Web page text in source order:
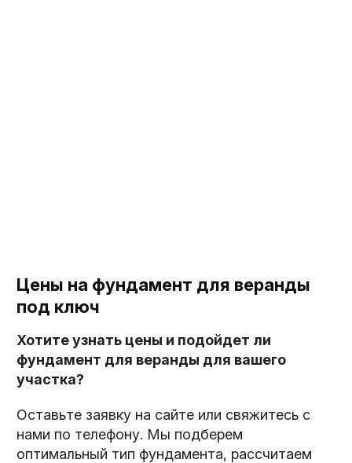
Цены на фундамент для веранды
под ключ
Хотите узнать цены и подойдет ли
фундамент для веранды для вашего
участка?
Оставьте заявку на сайте или свяжитесь с
нами по телефону. Мы подберем
оптимальный тип фундамента, рассчитаем